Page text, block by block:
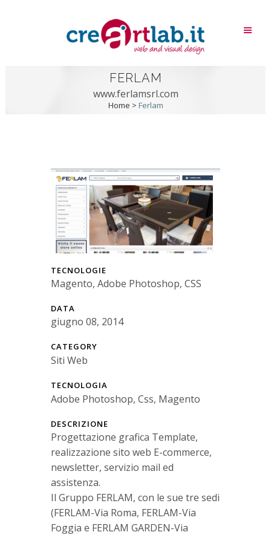
FERLAM
www.ferlamsrl.com
Home > Ferlam
TECNOLOGIE
Magento, Adobe Photoshop, CSS
DATA
giugno 08, 2014
CATEGORY
Siti Web
TECNOLOGIA
Adobe Photoshop, Css, Magento
DESCRIZIONE
Progettazione grafica Template,
realizzazione sito web E-commerce,
newsletter, servizio mail ed
assistenza.
Il Gruppo FERLAM, con le sue tre sedi
(FERLAM-Via Roma, FERLAM-Via
Foggia e FERLAM GARDEN-Via